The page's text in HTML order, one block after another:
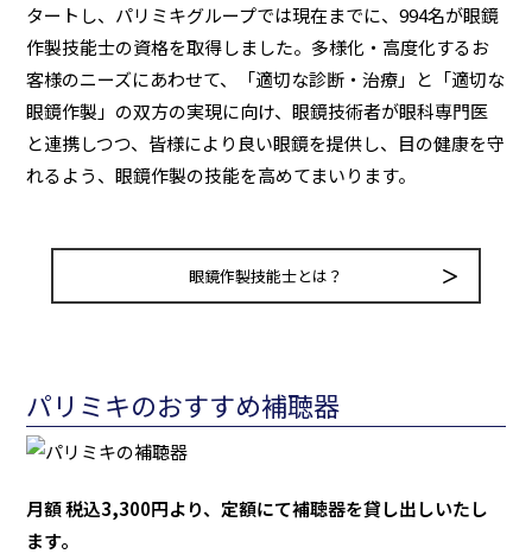
タートし、パリミキグループでは現在までに、994名が眼鏡
作製技能士の資格を取得しました。多様化・高度化するお
客様のニーズにあわせて、「適切な診断・治療」と「適切な
眼鏡作製」の双方の実現に向け、眼鏡技術者が眼科専門医
と連携しつつ、皆様により良い眼鏡を提供し、目の健康を守
れるよう、眼鏡作製の技能を高めてまいります。
眼鏡作製技能士とは？
パリミキのおすすめ補聴器
月額 税込3,300円より、定額にて補聴器を貸し出しいたし
ます。